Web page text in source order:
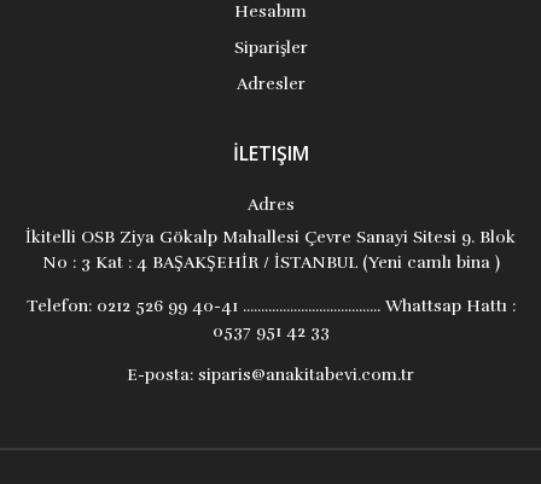
Hesabım
Siparişler
Adresler
İLETIŞIM
Adres
İkitelli OSB Ziya Gökalp Mahallesi Çevre Sanayi Sitesi 9. Blok
No : 3 Kat : 4 BAŞAKŞEHİR / İSTANBUL (Yeni camlı bina )
Telefon:0212 526 99 40-41 ...................................... Whattsap Hattı :
0537 951 42 33
E-posta: siparis@anakitabevi.com.tr